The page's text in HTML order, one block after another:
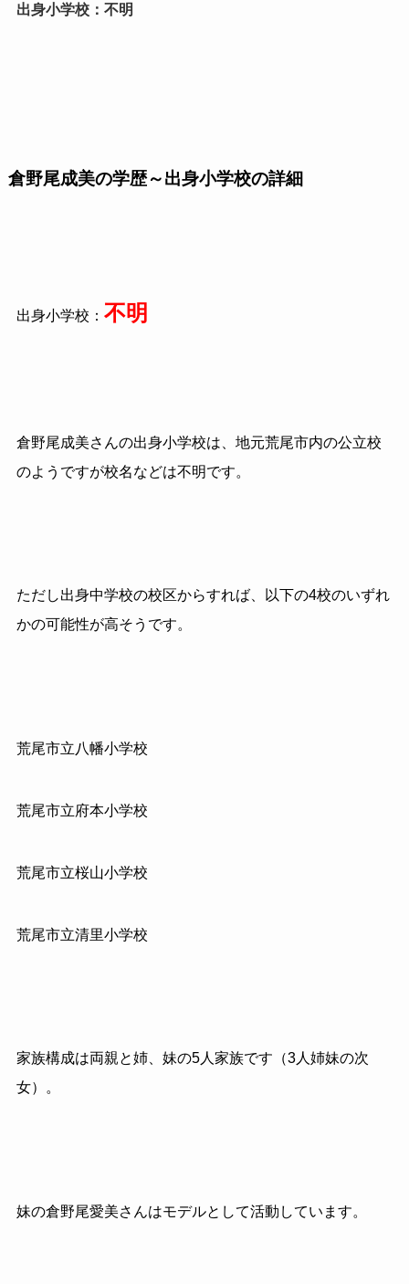
出身小学校：不明
倉野尾成美の学歴～出身小学校の詳細
出身小学校： 不明
倉野尾成美さんの出身小学校は、地元荒尾市内の公立校
のようですが校名などは不明です。
ただし出身中学校の校区からすれば、以下の4校のいずれ
かの可能性が高そうです。
荒尾市立八幡小学校
荒尾市立府本小学校
荒尾市立桜山小学校
荒尾市立清里小学校
家族構成は両親と姉、妹の5人家族です（3人姉妹の次
女）。
妹の倉野尾愛美さんはモデルとして活動しています。